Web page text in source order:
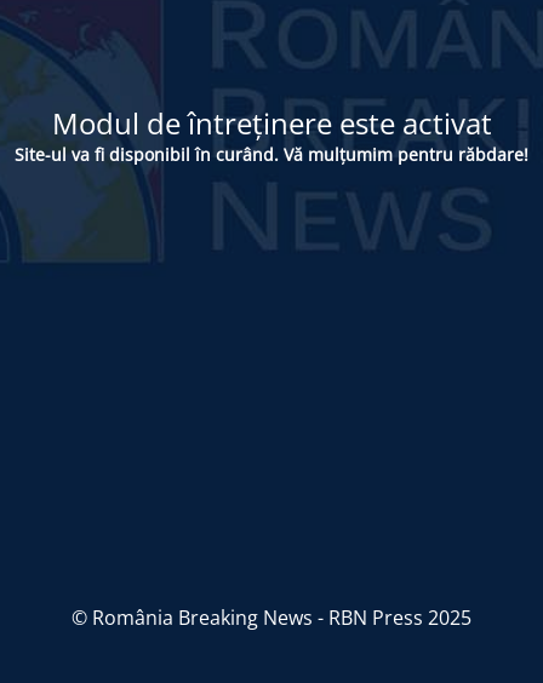
Modul de întreținere este activat
Site-ul va fi disponibil în curând. Vă mulțumim pentru răbdare!
© România Breaking News - RBN Press 2025